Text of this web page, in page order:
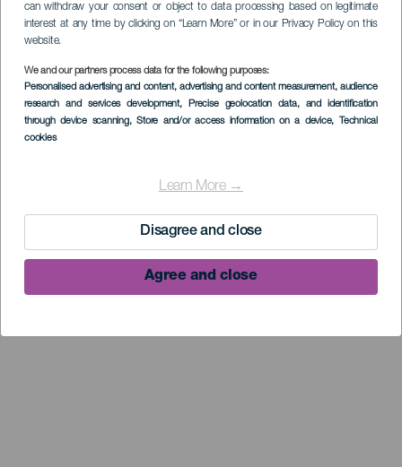
can withdraw your consent or object to data processing based on legitimate
interest at any time by clicking on “Learn More” or in our Privacy Policy on this
website.
We and our partners process data for the following purposes:
Personalised advertising and content, advertising and content measurement, audience
research and services development, Precise geolocation data, and identification
through device scanning, Store and/or access information on a device, Technical
cookies
Learn More →
Disagree and close
Agree and close